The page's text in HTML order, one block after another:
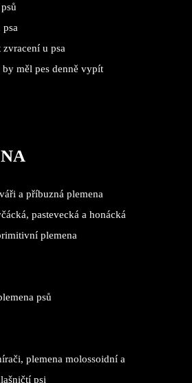
psa
u psa
měl pes denně vypít
a příbuzná plemena
pastevecká a honácká
plemena
psů
plemena molossoidní a
psi